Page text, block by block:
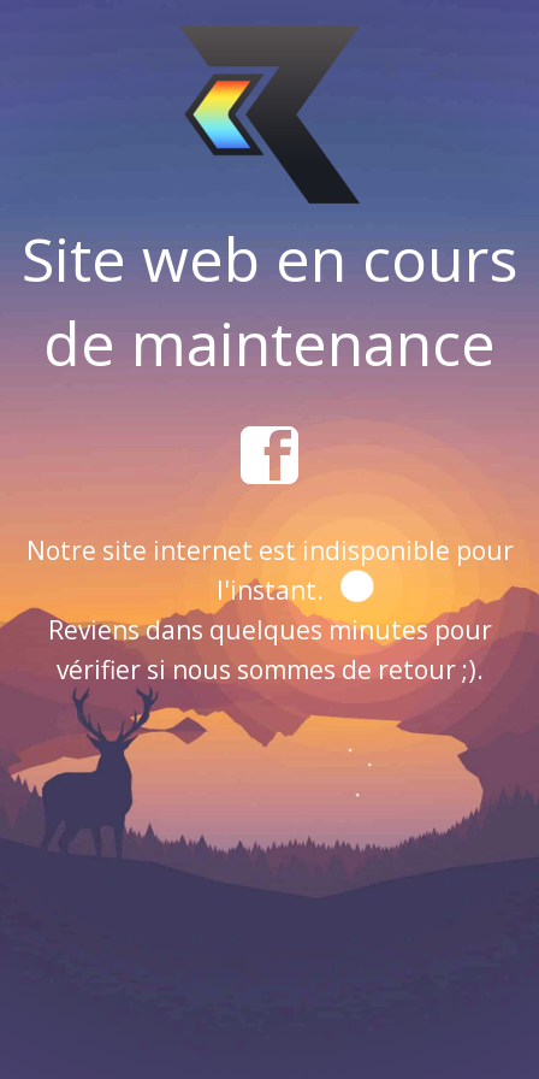
Site web en cours
de maintenance
Notre site internet est indisponible pour
l'instant.
Reviens dans quelques minutes pour
vérifier si nous sommes de retour ;).